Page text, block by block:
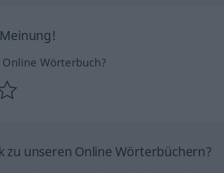
Wörterbuch?
zu unseren Online Wörterbüchern?